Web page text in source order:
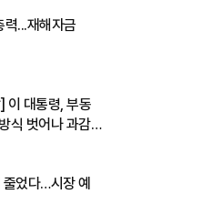
력...재해자금
이 대통령, 부동
식 벗어나 과감
었다…시장 예